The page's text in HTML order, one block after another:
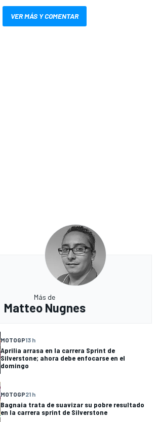
VER MÁS Y COMENTAR
Más de
Matteo Nugnes
MOTOGP13 h
Aprilia arrasa en la carrera Sprint de
Silverstone; ahora debe enfocarse en el
domingo
MOTOGP21 h
Bagnaia trata de suavizar su pobre resultado
en la carrera sprint de Silverstone